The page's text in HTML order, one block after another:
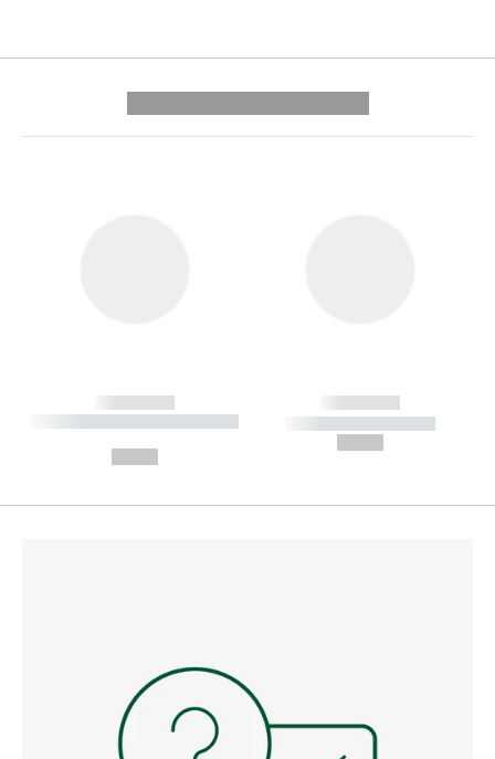
------------
----------- ----------- --------
------------
----------- -----------